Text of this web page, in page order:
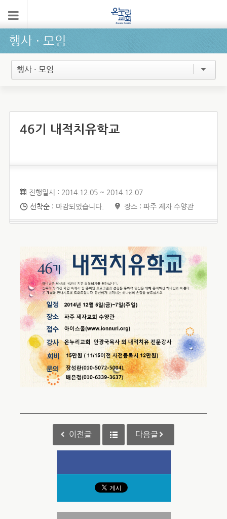
행사 ∙ 모임
행사 · 모임
46기 내적치유학교
진행일시 : 2014.12.05 ~ 2014.12.07
선착순 : 마감되었습니다. 장소 : 파주 제자 수양관
이전글 다음글